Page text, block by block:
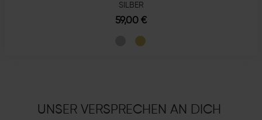
SILBER
59,00 €
UNSER VERSPRECHEN AN DICH